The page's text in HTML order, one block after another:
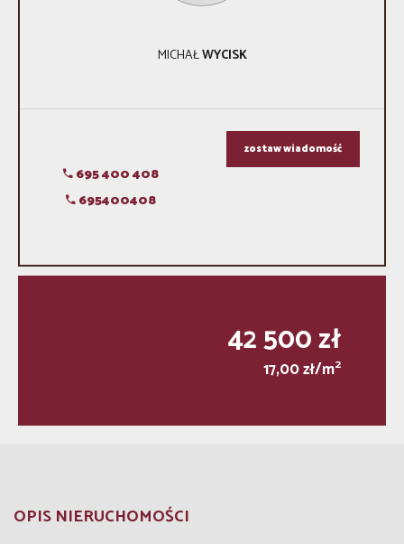
MICHAŁWYCISK
695 400 408
695400408
zostaw wiadomość
42 500 zł
17,00 zł/m2
OPIS NIERUCHOMOŚCI